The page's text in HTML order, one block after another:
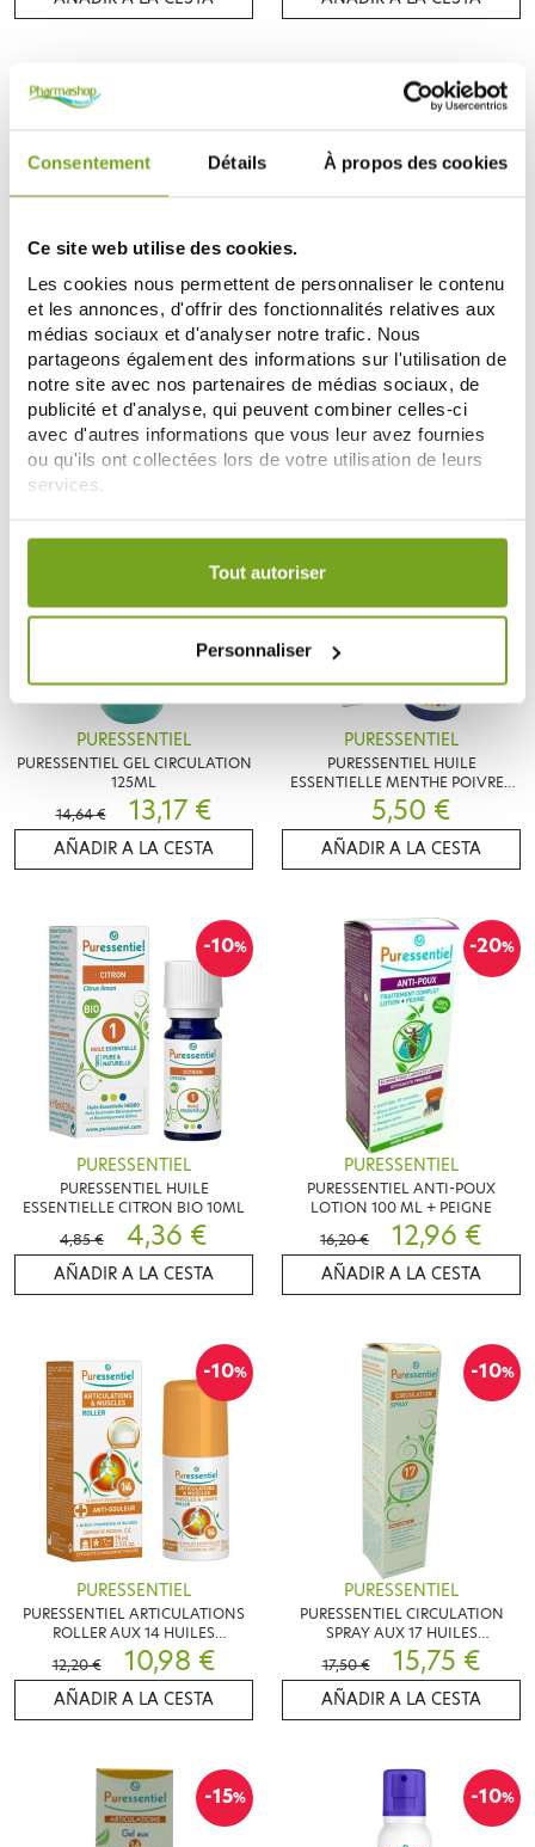
Consentement Détails À propos des cookies
Ce site web utilise des cookies.
Les cookies nous permettent de personnaliser le contenu
et les annonces, d'offrir des fonctionnalités relatives aux
médias sociaux et d'analyser notre trafic. Nous
partageons également des informations sur l'utilisation de
notre site avec nos partenaires de médias sociaux, de
publicité et d'analyse, qui peuvent combiner celles-ci
avec d'autres informations que vous leur avez fournies
ou qu'ils ont collectées lors de votre utilisation de leurs
services.
Votre choix de consentement est conservé pendant une
Tout autoriser
Personnaliser
PURESSENTIEL
PURESSENTIEL BAUME CALMANT
ARTICULATIONS 30ML
12,14 €
10,92 €
AÑADIR A LA CESTA
-20%
PURESSENTIEL
PURESSENTIEL POUXDOUX SHP
QUOTIDIEN BIO 200ML
8,99 €
7,19 €
AÑADIR A LA CESTA
PURESSENTIEL
PURESSENTIEL GEL CIRCULATION
125ML
14,64 €
13,17 €
AÑADIR A LA CESTA
PURESSENTIEL
PURESSENTIEL HUILE
ESSENTIELLE MENTHE POIVREE
BIO 10 ML
5,50 €
AÑADIR A LA CESTA
-10%
PURESSENTIEL
PURESSENTIEL HUILE
ESSENTIELLE CITRON BIO 10ML
4,85 €
4,36 €
AÑADIR A LA CESTA
-20%
PURESSENTIEL
PURESSENTIEL ANTI-POUX
LOTION 100 ML + PEIGNE
16,20 €
12,96 €
AÑADIR A LA CESTA
-10%
PURESSENTIEL
PURESSENTIEL ARTICULATIONS
ROLLER AUX 14 HUILES
ESSENTIELLES
12,20 € 10,98 €
AÑADIR A LA CESTA
-10%
PURESSENTIEL
PURESSENTIEL CIRCULATION
SPRAY AUX 17 HUILES
ESSENTIELLES
17,50 € 15,75 €
AÑADIR A LA CESTA
-15% -10%